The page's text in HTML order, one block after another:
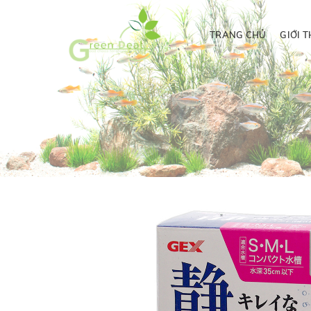
TRANG CHỦ GIỚI